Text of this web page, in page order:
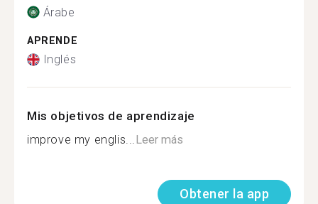
Árabe
APRENDE
Inglés
Mis objetivos de aprendizaje
improve my englis...Leer más
Obtener la app